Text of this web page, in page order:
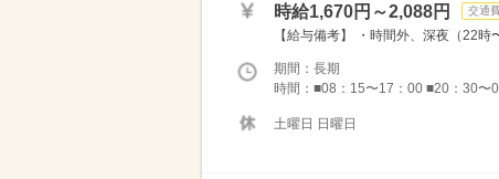
時給1,670円～2,088円 交通
【給与備考】 ・時間外、深夜（22
期間：長期
時間：■08：15〜17：00 ■20：30
土曜日 日曜日